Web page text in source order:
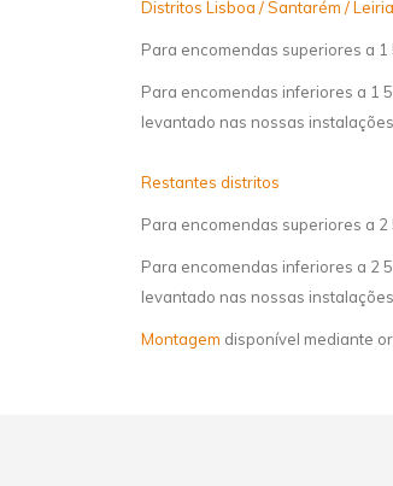
Distritos Lisboa / Santarém / Leiria
Para encomendas superiores a
Para encomendas inferiores a 1
levantado nas nossas instalações
Restantes distritos
Para encomendas superiores a
Para encomendas inferiores a 2
levantado nas nossas instalações
Montagem disponível mediante